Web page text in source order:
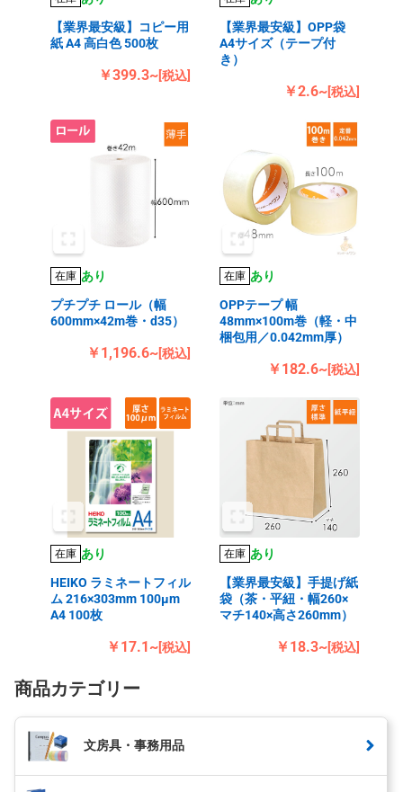
【業界最安級】コピー用
紙 A4 高白色 500枚
￥399.3~[税込]
【業界最安級】OPP袋
A4サイズ（テープ付
き）
￥2.6~[税込]
在庫 あり
プチプチ ロール（幅
600mm×42m巻・d35）
￥1,196.6~[税込]
在庫 あり
OPPテープ 幅
48mm×100m巻（軽・中
梱包用／0.042mm厚）
￥182.6~[税込]
在庫 あり
HEIKO ラミネートフィル
ム 216×303mm 100μm
A4 100枚
￥17.1~[税込]
在庫 あり
【業界最安級】手提げ紙
袋（茶・平紐・幅260×
マチ140×高さ260mm）
￥18.3~[税込]
商品カテゴリー
文房具・事務用品